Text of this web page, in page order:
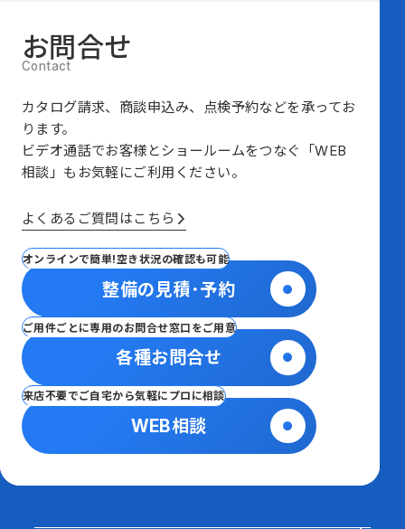
お問合せ
カタログ請求、商談申込み、点検予約などを承ってお
ります。
ビデオ通話でお客様とショールームをつなぐ
「WEB
相談」も お気軽にご利用ください。
よくあるご質問はこちら
オンラインで簡単!空き状況の確認も可能
整備の見積･予約
ご用件ごとに専用のお問合せ窓口をご用意
各種お問合せ
来店不要でご自宅から気軽にプロに相談
WEB相談